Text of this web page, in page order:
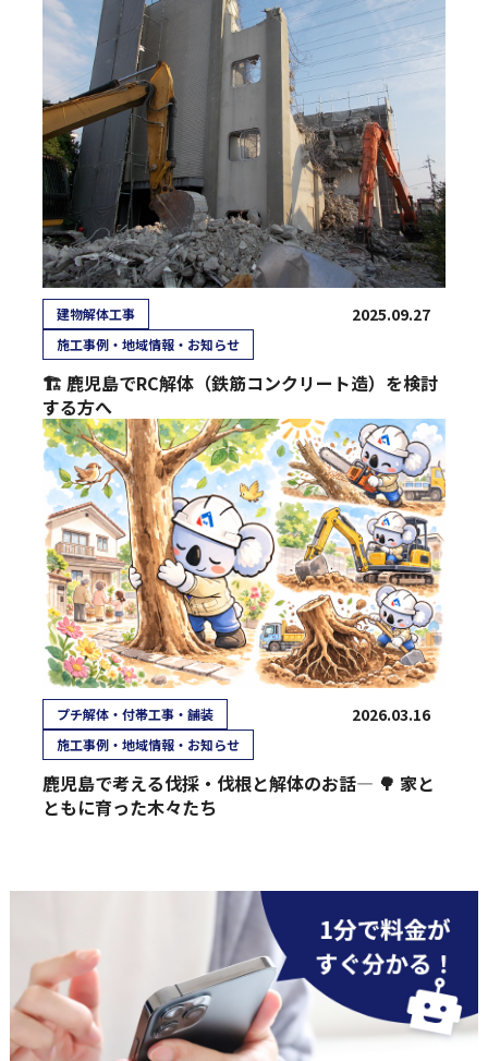
建物解体工事
施工事例・地域情報・お知らせ
2025.09.27
🏗 鹿児島でRC解体（鉄筋コンクリート造）を検討
する方へ
プチ解体・付帯工事・舗装
施工事例・地域情報・お知らせ
2026.03.16
鹿児島で考える伐採・伐根と解体のお話― 🌳 家と
ともに育った木々たち